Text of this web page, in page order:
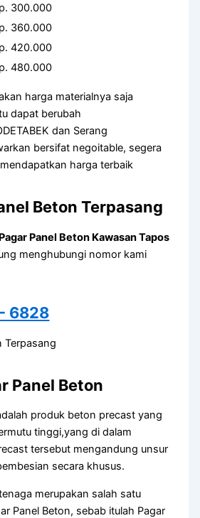
300.000
360.000
420.000
480.000
harga materialnya saja
dapat berubah
dan Serang
bersifat negoitable, segera
harga terbaik
Beton Terpasang
Pagar Panel Beton Kawasan Tapos
menghubungi nomor kami
6828
Panel Beton
produk beton precast yang
tinggi,yang di dalam
tersebut mengandung unsur
secara khusus.
merupakan salah satu
Panel Beton, sebab itulah Pagar